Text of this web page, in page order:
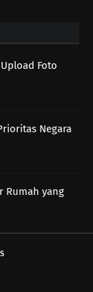
Foto
Negara
Rumah yang